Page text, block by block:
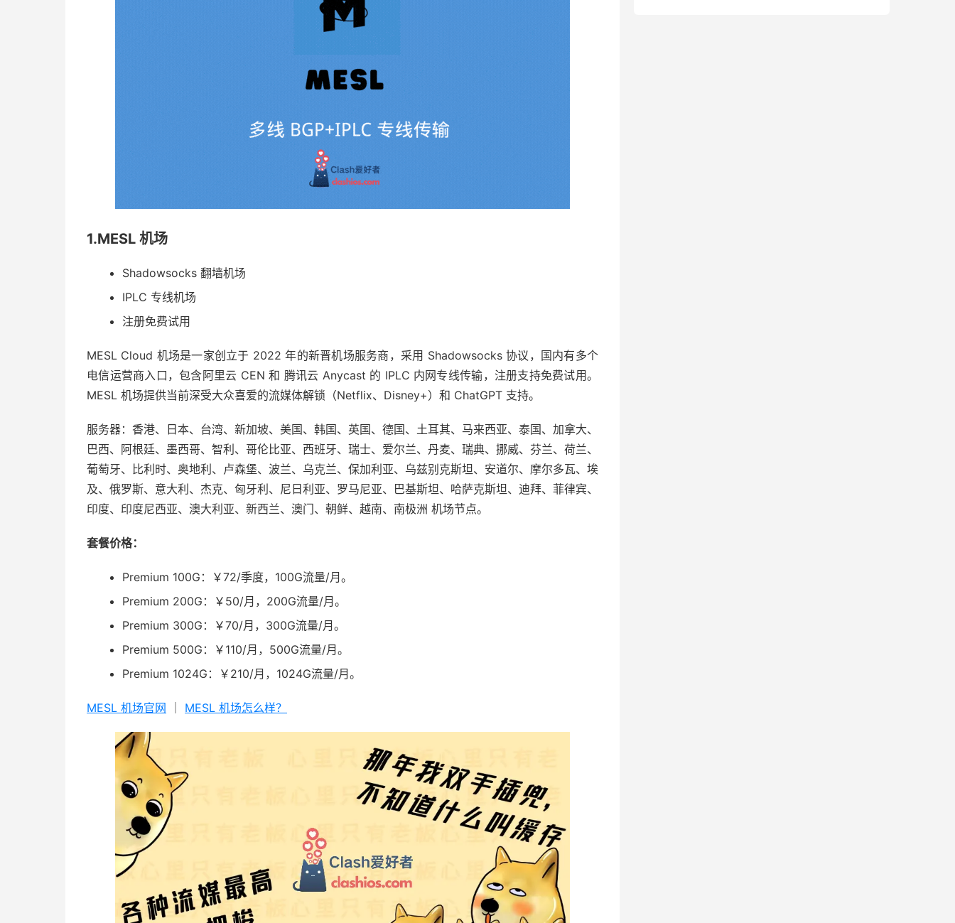
1.MESL 机场
Shadowsocks 翻墙机场
IPLC 专线机场
注册免费试用
MESL Cloud 机场是一家创立于 2022 年的新晋机场服务商，采用 Shadowsocks 协议，国内有多个
电信运营商入口，包含阿里云 CEN 和 腾讯云 Anycast 的 IPLC 内网专线传输，注册支持免费试用。
MESL 机场提供当前深受大众喜爱的流媒体解锁（Netflix、Disney+）和 ChatGPT 支持。
服务器：香港、日本、台湾、新加坡、美国、韩国、英国、德国、土耳其、马来西亚、泰国、加拿大、
巴西、阿根廷、墨西哥、智利、哥伦比亚、西班牙、瑞士、爱尔兰、丹麦、瑞典、挪威、芬兰、荷兰、
葡萄牙、比利时、奥地利、卢森堡、波兰、乌克兰、保加利亚、乌兹别克斯坦、安道尔、摩尔多瓦、埃
及、俄罗斯、意大利、杰克、匈牙利、尼日利亚、罗马尼亚、巴基斯坦、哈萨克斯坦、迪拜、菲律宾、
印度、印度尼西亚、澳大利亚、新西兰、澳门、朝鲜、越南、南极洲 机场节点。
套餐价格：
Premium 100G：￥72/季度，100G流量/月。
Premium 200G：￥50/月，200G流量/月。
Premium 300G：￥70/月，300G流量/月。
Premium 500G：￥110/月，500G流量/月。
Premium 1024G：￥210/月，1024G流量/月。
MESL 机场官网 MESL 机场怎么样？